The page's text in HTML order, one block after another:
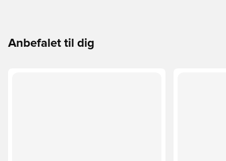
Anbefalet til dig